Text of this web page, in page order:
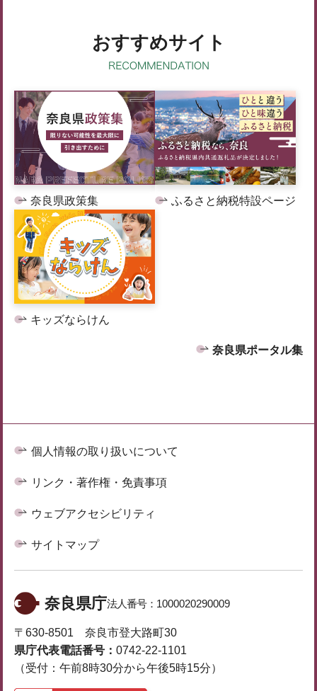
おすすめサイト
奈良県政策集 ふるさと納税特設ページ
キッズならけん
奈良県ポータル集
個人情報の取り扱いについて
リンク・著作権・免責事項
ウェブアクセシビリティ
サイトマップ
奈良県庁法人番号： 1000020290009
〒630-8501 奈良市登大路町30
県庁代表電話番号： 0742-22-1101
（受付：午前8時30分から午後5時15分）